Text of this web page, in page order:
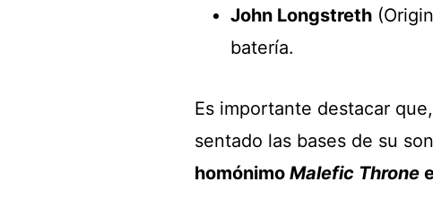
John Longstreth
batería.
Es importante destacar
sentado las bases de su
homónimo Malefic Throne